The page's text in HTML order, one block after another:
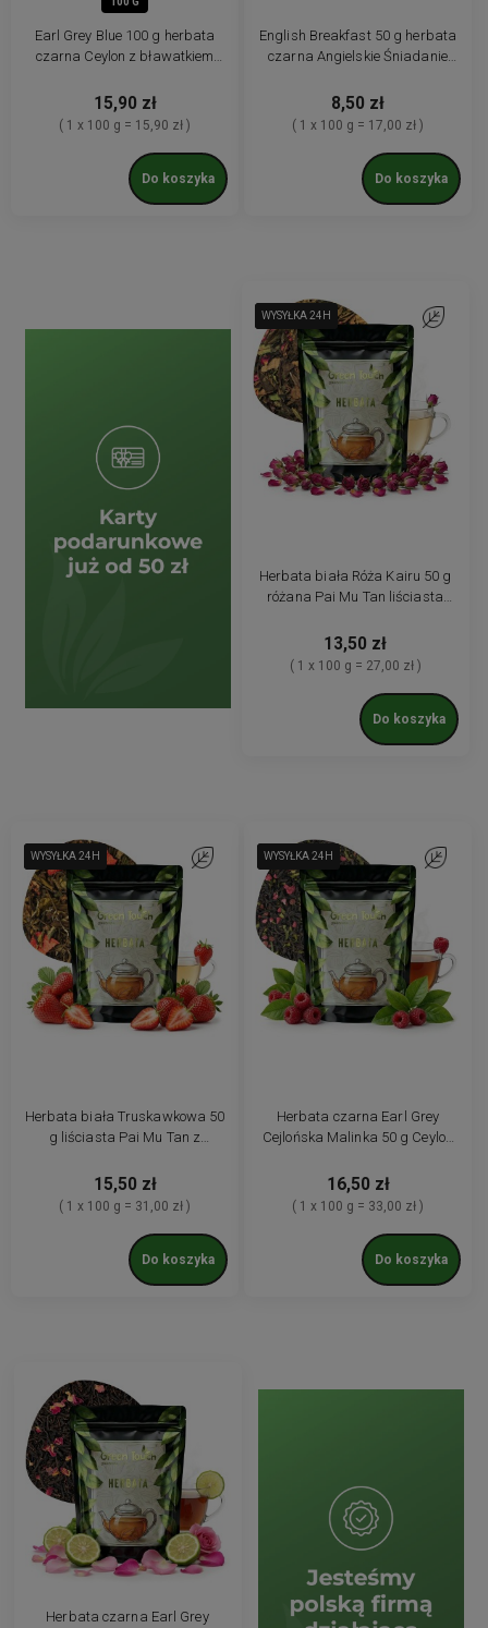
Earl Grey Blue 100 g herbata
czarna Ceylon z bławatkiem
15,90 zł
( 1 x 100 g = 15,90 zł )
Do koszyka
English Breakfast 50 g herbata
czarna Angielskie Śniadanie
8,50 zł
( 1 x 100 g = 17,00 zł )
Do koszyka
WYSYŁKA 24H
WYSYŁKA 24H
WYSYŁKA 24H
Herbata biała Róża Kairu 50 g
różana Pai Mu Tan liściasta
13,50 zł
( 1 x 100 g = 27,00 zł )
Do koszyka
Do
WYSYŁKA 24H
WYSYŁKA 24H
WYSYŁKA 24H
Herbata biała Truskawkowa 50
g liściasta Pai Mu Tan z
liofilizowana
15,50 zł
( 1 x 100 g = 31,00 zł )
Do koszyka
Do ulubionychWYSYŁKA 24H
WYSYŁKA 24H
WYSYŁKA 24H
Herbata czarna Earl Grey
Cejlońska Malinka 50 g Ceylon
16,50 zł
( 1 x 100 g = 33,00 zł )
Do koszyka
Do
Herbata czarna Earl Grey